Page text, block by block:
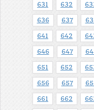
631 632
636 637
641 642
646 647
651 652
656 657
661 662